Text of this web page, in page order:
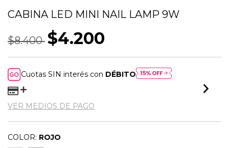
CABINA LED MINI NAIL LAMP 9W
$8.400 $4.200
Cuotas SIN interés con DÉBITO
VER MEDIOS DE PAGO
COLOR: ROJO